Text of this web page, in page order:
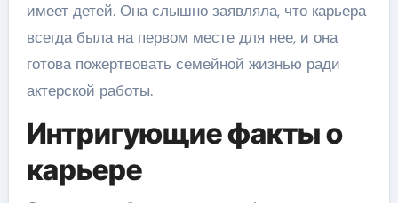
имеет детей. Она слышно заявляла, что карьера
всегда была на первом месте для нее, и она
готова пожертвовать семейной жизнью ради
актерской работы.
Интригующие факты о
карьере